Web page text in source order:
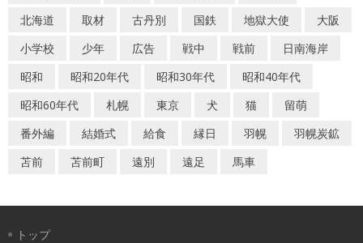
北海道
取材 古丹別 国鉄 地獄大使
大阪
小学校
少年 広告 戦中 戦前
日南海岸
昭和
昭和20年代 昭和30年代
昭和40年代
昭和60年代
札幌 東京 犬 猫
留萌
番外編
結婚式 給食 縁日 羽幌
羽幌炭鉱
苫前
苫前町 遠別 遠足 馬車
トップ